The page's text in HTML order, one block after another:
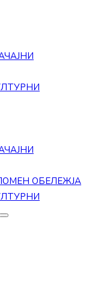
ОБЕЛЕЖЈА